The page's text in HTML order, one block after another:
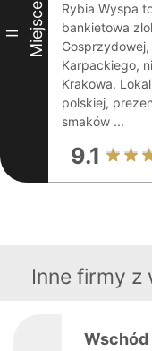
II Miejsce
Rybia Wyspa
bankietowa
Karpackiego,
Krakowa.
polskiej,
smaków ...
9.1
Inne firmy
Wschód